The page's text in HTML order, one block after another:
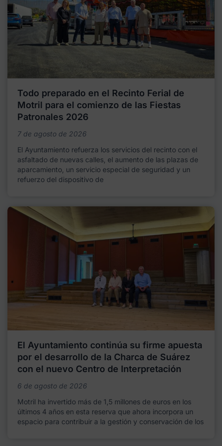
Todo preparado en el Recinto Ferial de
Motril para el comienzo de las Fiestas
Patronales 2026
7 de agosto de 2026
El Ayuntamiento refuerza los servicios del recinto con el
asfaltado de nuevas calles, el aumento de las plazas de
aparcamiento, un servicio especial de seguridad y un
refuerzo del dispositivo de
El Ayuntamiento continúa su firme apuesta
por el desarrollo de la Charca de Suárez
con el nuevo Centro de Interpretación
6 de agosto de 2026
Motril ha invertido más de 1,5 millones de euros en los
últimos 4 años en esta reserva que ahora incorpora un
espacio para contribuir a la gestión y conservación de los